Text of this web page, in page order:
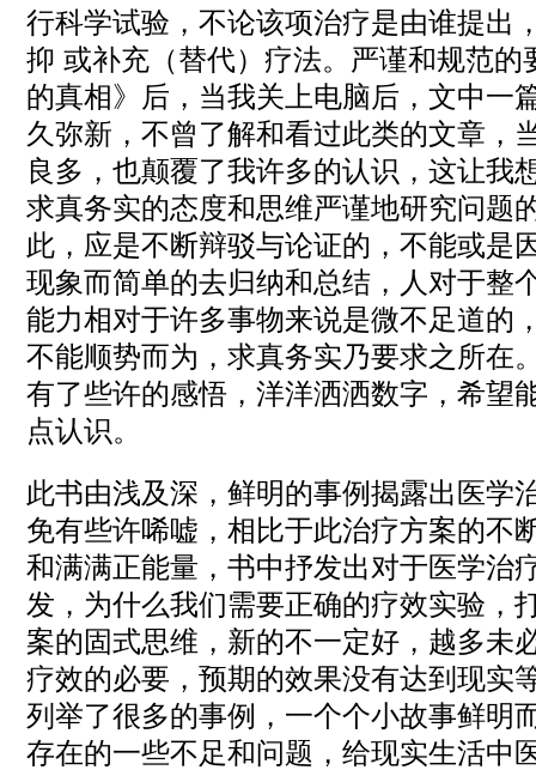
行科学试验，不论该项治疗是由谁提出
抑 或补充（替代）疗法。严谨和规范的
的真相》后，当我关上电脑后，文中一
久弥新，不曾了解和看过此类的文章，
良多，也颠覆了我许多的认识，这让我
求真务实的态度和思维严谨地研究问题
此，应是不断辩驳与论证的，不能或是
现象而简单的去归纳和总结，人对于整
能力相对于许多事物来说是微不足道的
不能顺势而为，求真务实乃要求之所在
有了些许的感悟，洋洋洒洒数字，希望
点认识。
此书由浅及深，鲜明的事例揭露出医学
免有些许唏嘘，相比于此治疗方案的不
和满满正能量，书中抒发出对于医学治
发，为什么我们需要正确的疗效实验，
案的固式思维，新的不一定好，越多未
疗效的必要，预期的效果没有达到现实
列举了很多的事例，一个个小故事鲜明
存在的一些不足和问题，给现实生活中